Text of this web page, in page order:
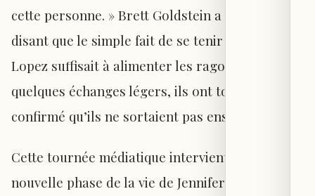
cette personne. » Brett Goldstein a plaisanté en
disant que le simple fait de se tenir à côté de
Lopez suffisait à alimenter les ragots. Après
quelques échanges légers, ils ont tous deux
confirmé qu’ils ne sortaient pas ensemble.
Cette tournée médiatique intervient dans une
nouvelle phase de la vie de Jennifer, après sa